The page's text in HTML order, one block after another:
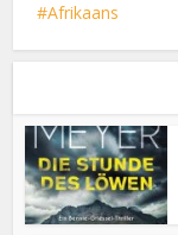
Afrikaans